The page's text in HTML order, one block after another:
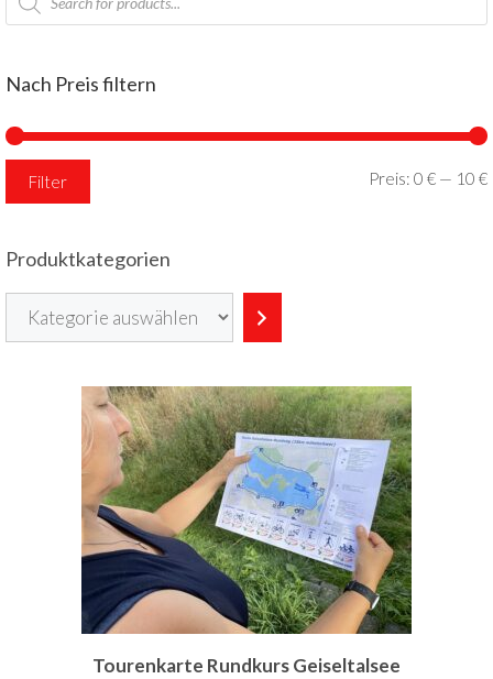
search
Nach Preis filtern
Filter Preis: 0 € — 10 €
Produktkategorien
Kategorie
auswählen
Tourenkarte Rundkurs Geiseltalsee